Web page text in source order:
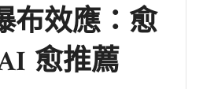
布效應：愈
愈推薦